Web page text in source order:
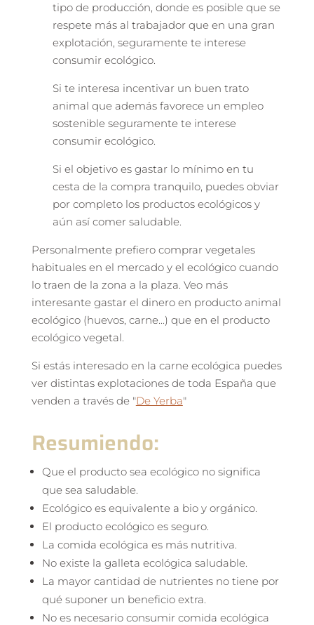
tipo de producción, donde es posible que se
respete más al trabajador que en una gran
explotación, seguramente te interese
consumir ecológico.
Si te interesa incentivar un buen trato
animal que además favorece un empleo
sostenible seguramente te interese
consumir ecológico.
Si el objetivo es gastar lo mínimo en tu
cesta de la compra tranquilo, puedes obviar
por completo los productos ecológicos y
aún así comer saludable.
Personalmente prefiero comprar vegetales
habituales en el mercado y el ecológico cuando
lo traen de la zona a la plaza. Veo más
interesante gastar el dinero en producto animal
ecológico (huevos, carne...) que en el producto
ecológico vegetal.
Si estás interesado en la carne ecológica puedes
ver distintas explotaciones de toda España que
venden a través de "De Yerba"
Resumiendo:
Que el producto sea ecológico no significa
que sea saludable.
Ecológico es equivalente a bio y orgánico.
El producto ecológico es seguro.
La comida ecológica es más nutritiva.
No existe la galleta ecológica saludable.
La mayor cantidad de nutrientes no tiene por
qué suponer un beneficio extra.
No es necesario consumir comida ecológica